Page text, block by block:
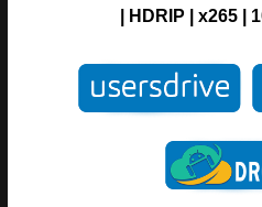
| H DRIP | x265 |